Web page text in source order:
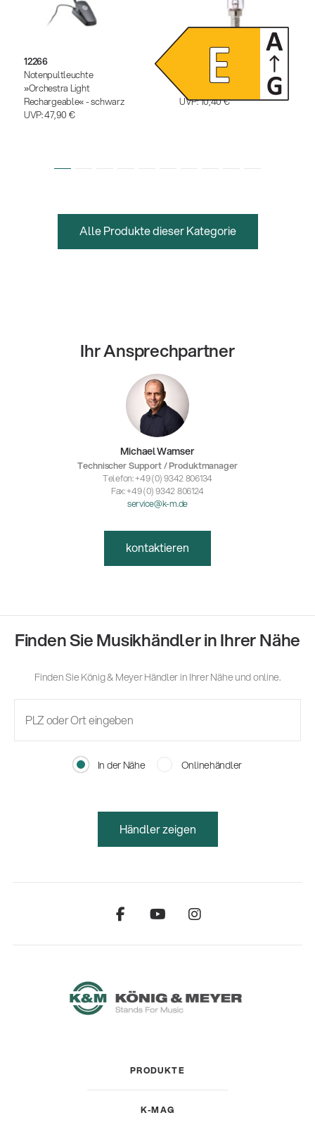
12266
Notenpultleuchte
»Orchestra Light
Rechargeable« - schwarz
UVP:47,90 €
Dimmbares LED-
Leuchtmittel
UVP:10,40 €
Alle Produkte dieser Kategorie
Ihr Ansprechpartner
Michael Wamser
Technischer Support / Produktmanager
Telefon: +49 (0) 9342 806134
Fax: +49 (0) 9342 806124
service@k-m.de
kontaktieren
Finden Sie Musikhändler in Ihrer Nähe
Finden Sie König & Meyer Händler in Ihrer Nähe und online.
In der Nähe Onlinehändler
Händler zeigen
PRODUKTE
K-MAG